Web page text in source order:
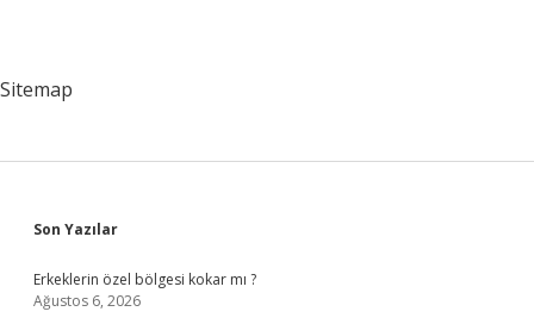
Sitemap
Sidebar
Son Yazılar
Erkeklerin özel bölgesi kokar mı ?
Ağustos 6, 2026